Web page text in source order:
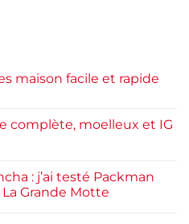
maison facile et rapide
complète, moelleux et IG
: j’ai testé Packman
Grande Motte